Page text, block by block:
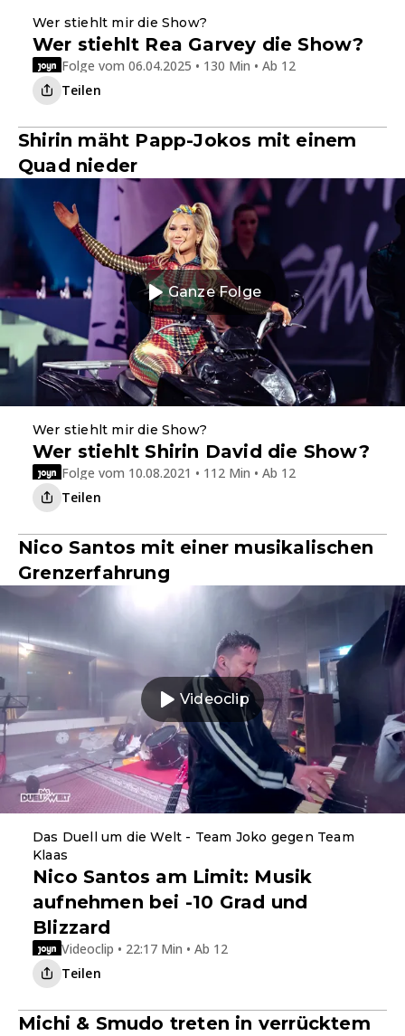
Wer stiehlt mir die Show?
Wer stiehlt Rea Garvey die Show?
Folge vom 06.04.2025 • 130 Min • Ab 12
Teilen
Shirin mäht Papp-Jokos mit einem
Quad nieder
Ganze Folge
Wer stiehlt mir die Show?
Wer stiehlt Shirin David die Show?
Folge vom 10.08.2021 • 112 Min • Ab 12
Teilen
Nico Santos mit einer musikalischen
Grenzerfahrung
Videoclip
Das Duell um die Welt - Team Joko gegen Team
Klaas
Nico Santos am Limit: Musik
aufnehmen bei -10 Grad und
Blizzard
Videoclip • 22:17 Min • Ab 12
Teilen
Michi & Smudo treten in verrücktem